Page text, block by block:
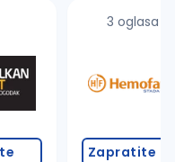
(koristite č, ć, š, đ,
pretrage
3 oglasa
Zapratite